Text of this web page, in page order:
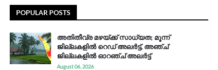
POPULAR POSTS
അതിതീവ്ര മഴയ്ക്ക് സാധ്യത; മൂന്ന്
ജില്ലകളിൽ റെഡ് അലർട്ട്, അഞ്ച്
ജില്ലകളിൽ ഓറഞ്ച് അലർട്ട്
August 06, 2026